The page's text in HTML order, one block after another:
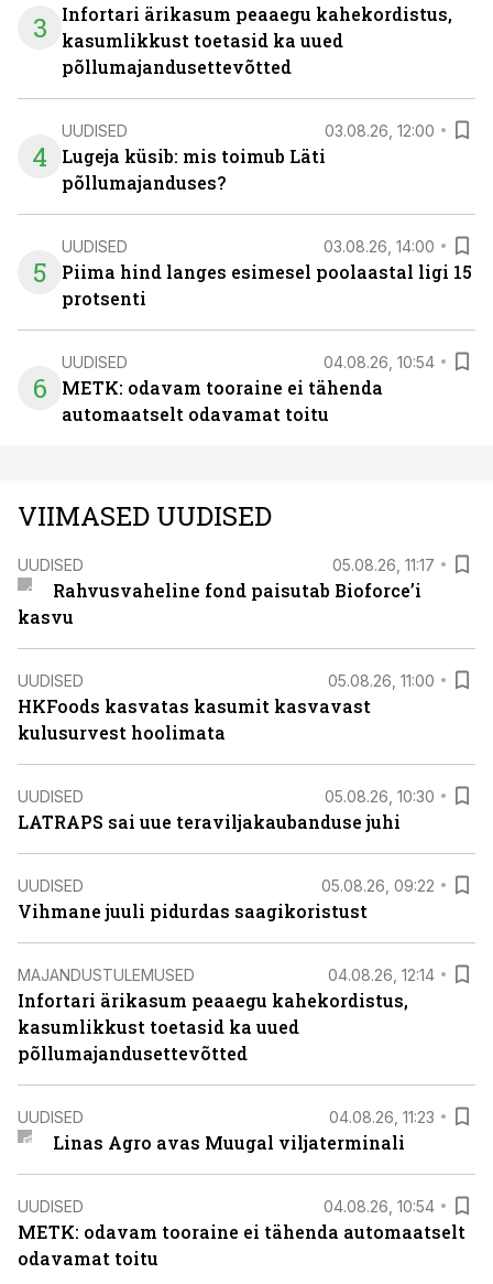
3
Infortari ärikasum peaaegu kahekordistus,
kasumlikkust toetasid ka uued
põllumajandusettevõtted
4
UUDISED 03.08.26, 12:00
Lugeja küsib: mis toimub Läti
põllumajanduses?
5
UUDISED 03.08.26, 14:00
Piima hind langes esimesel poolaastal ligi 15
protsenti
6
UUDISED 04.08.26, 10:54
METK: odavam tooraine ei tähenda
automaatselt odavamat toitu
VIIMASED UUDISED
UUDISED 05.08.26, 11:17
Rahvusvaheline fond paisutab Bioforce’i
kasvu
UUDISED 05.08.26, 11:00
HKFoods kasvatas kasumit kasvavast
kulusurvest hoolimata
UUDISED 05.08.26, 10:30
LATRAPS sai uue teraviljakaubanduse juhi
UUDISED 05.08.26, 09:22
Vihmane juuli pidurdas saagikoristust
MAJANDUSTULEMUSED 04.08.26, 12:14
Infortari ärikasum peaaegu kahekordistus,
kasumlikkust toetasid ka uued
põllumajandusettevõtted
UUDISED 04.08.26, 11:23
Linas Agro avas Muugal viljaterminali
UUDISED 04.08.26, 10:54
METK: odavam tooraine ei tähenda automaatselt
odavamat toitu